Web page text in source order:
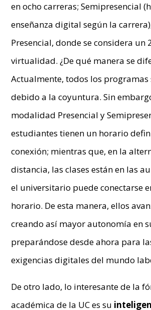
en ocho carreras; Semipresencial
enseñanza digital según la
Presencial, donde se considera un
virtualidad. ¿De qué manera se
Actualmente, todos los programas
debido a la coyuntura. Sin
modalidad Presencial y
estudiantes tienen un horario
conexión; mientras que, en la
distancia, las clases están en las
el universitario puede conectarse
horario. De esta manera, ellos
creando así mayor autonomía en
preparándose desde ahora para
exigencias digitales del mundo
De otro lado, lo interesante de la
académica de la UC es su